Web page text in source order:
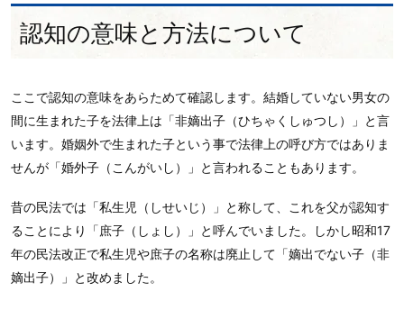
認知の意味と方法について
ここで認知の意味をあらためて確認します。結婚していない男女の
間に生まれた子を法律上は「非嫡出子（ひちゃくしゅつし）」と言
います。婚姻外で生まれた子という事で法律上の呼び方ではありま
せんが「婚外子（こんがいし）」と言われることもあります。
昔の民法では「私生児（しせいじ）」と称して、これを父が認知す
ることにより「庶子（しょし）」と呼んでいました。しかし昭和17
年の民法改正で私生児や庶子の名称は廃止して「嫡出でない子（非
嫡出子）」と改めました。